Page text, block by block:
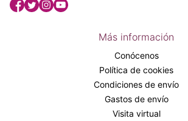
Más información
Conócenos
Política de cookies
Condiciones de envío
Gastos de envío
Visita virtual